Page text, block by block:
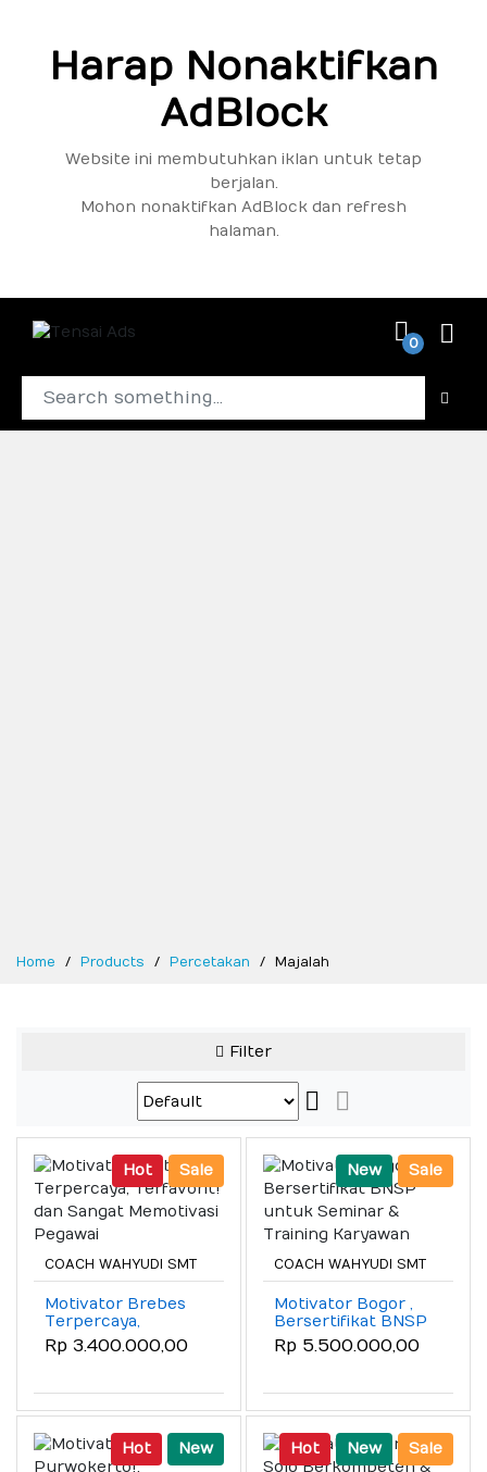
Harap Nonaktifkan
AdBlock
Website ini membutuhkan iklan untuk tetap
berjalan.
Mohon nonaktifkan AdBlock dan refresh
halaman.
0
Home Products Percetakan Majalah
Filter
Hot Sale
COACH WAHYUDI SMT
Motivator Brebes
Terpercaya,
Terfavorit! dan
Sangat Memotivasi
Rp 3.400.000,00
New Sale
COACH WAHYUDI SMT
Motivator Bogor ,
Bersertifikat BNSP
untuk Seminar &
Training Karyawan
Rp 5.500.000,00
Hot New Hot New Sale